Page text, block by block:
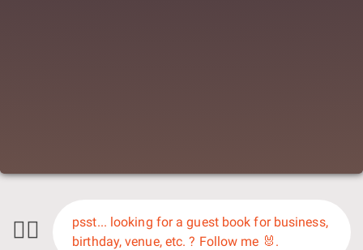
🕵️‍♀️
psst... looking for a guest book for business,
birthday, venue, etc. ? Follow me 🐰.